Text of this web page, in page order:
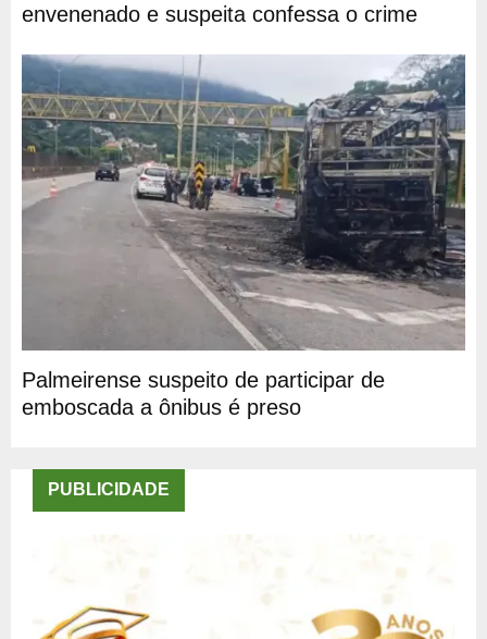
envenenado e suspeita confessa o crime
Palmeirense suspeito de participar de
emboscada a ônibus é preso
PUBLICIDADE